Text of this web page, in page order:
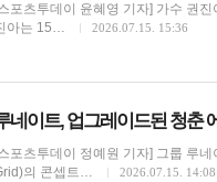
포츠투데이 윤혜영 기자] 가수 권
아는 15…
2026.07.15. 15:36
네이트, 업그레이드된 청춘
포츠투데이 정예원 기자] 그룹 루
의 콘셉트…
2026.07.15. 14:08